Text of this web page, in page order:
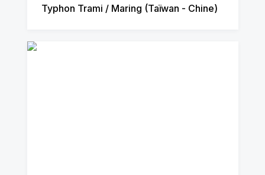
Typhon Trami / Maring (Taïwan - Chine)